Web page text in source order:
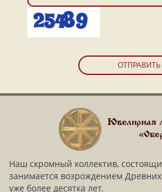
ОТПРАВИТЬ
Ювелирная
Наш скромный коллектив,
занимается возрождением
уже более десятка лет.